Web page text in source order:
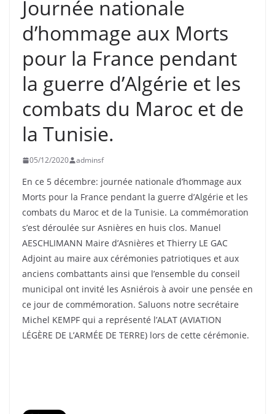
Journée nationale
d’hommage aux Morts
pour la France pendant
la guerre d’Algérie et les
combats du Maroc et de
la Tunisie.
05/12/2020 adminsf
En ce 5 décembre: journée nationale d’hommage aux
Morts pour la France pendant la guerre d’Algérie et les
combats du Maroc et de la Tunisie. La commémoration
s’est déroulée sur Asnières en huis clos. Manuel
AESCHLIMANN Maire d’Asnières et Thierry LE GAC
Adjoint au maire aux cérémonies patriotiques et aux
anciens combattants ainsi que l’ensemble du conseil
municipal ont invité les Asniérois à avoir une pensée en
ce jour de commémoration. Saluons notre secrétaire
Michel KEMPF qui a représenté l’ALAT (AVIATION
LÉGÈRE DE L’ARMÉE DE TERRE) lors de cette cérémonie.